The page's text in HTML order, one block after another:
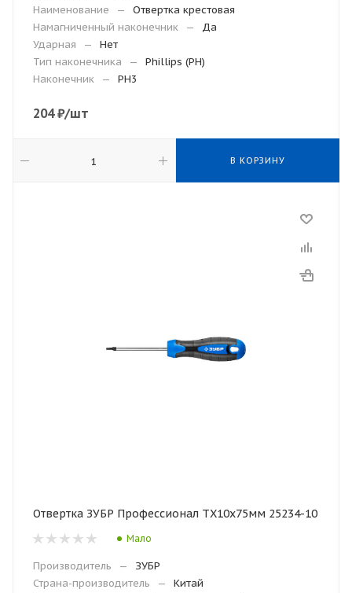
Наименование
—
Отвертка крестовая
Намагниченный наконечник
—
Да
Ударная
—
Нет
Тип наконечника
—
Phillips (PH)
Наконечник
— PH3
204₽/шт
В КОРЗИНУ
Отвертка ЗУБР Профессионал TX10x75мм 25234-10
Мало
Производитель —
ЗУБР
Страна-производитель
—
Китай